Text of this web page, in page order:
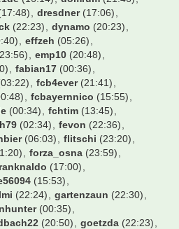
dresdner(17:06)
(22:23) dynamo (20:23)
effzeh (05:26)
emp10 (20:48)
fabian17 (00:36)
fcb4ever(21:41)
fcbayernnico (15:55)
(00:34) fchtim (13:45)
(02:34) fevon (22:36)
(06:03) flitschi (23:20)
forza_osna (23:59)
(17:00)
(15:53)
(22:24) gartenzaun (22:30)
(00:35)
(20:50) goetzda (22:23)